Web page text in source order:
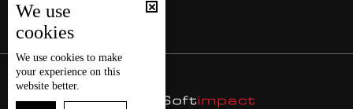
We use
cookies
We use cookies to make
your experience on this
website better.